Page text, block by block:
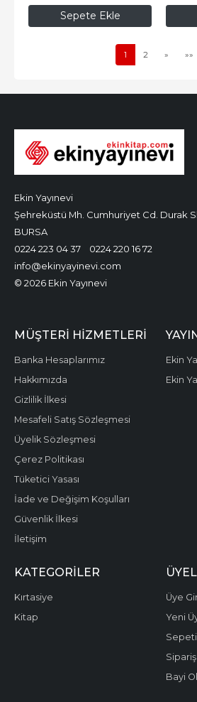
Sepete Ekle
1 2 » »»
Ekin Yayınevi
Şehreküstü Mh. Cumhuriyet Cd. Durak
BURSA
0224 223 04 37
0224 220 16 72
info@ekinyayinevi.com
© 2026 Ekin Yayınevi
MÜŞTERI HIZMETLERI
Banka Hesaplarımız
Hakkımızda
Gizlilik İlkesi
Mesafeli Satış Sözleşmesi
Üyelik Sözleşmesi
Çerez Politikası
Tüketici Yasası
İade ve Değişim Koşulları
Güvenlik İlkesi
İletişim
Ekin
Ekin
KATEGORILER
Kırtasiye
Kitap
Üye
Yeni
Bayi Ol